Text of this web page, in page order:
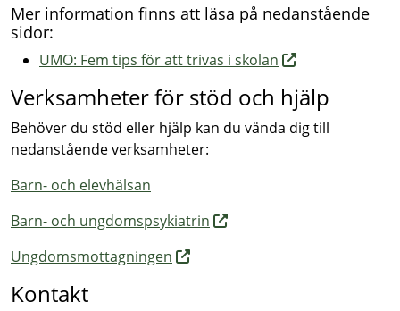
Mer information finns att läsa på nedanstående
sidor:
UMO: Fem tips för att trivas i skolan
Verksamheter för stöd och hjälp
Behöver du stöd eller hjälp kan du vända dig till
nedanstående verksamheter:
Barn- och elevhälsan
Barn- och ungdomspsykiatrin
Ungdomsmottagningen
Kontakt